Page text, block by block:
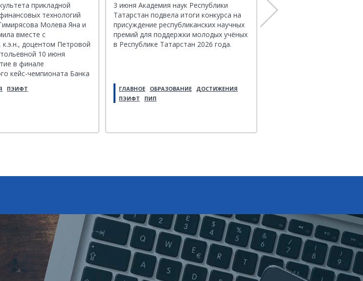
прикладной
технологий
Молева Яна и
вместе с
к.э.н., доцентом Петровой
10 июня
в финале
кейс-чемпионата Банка
ПЭИФТ
3 июня Академия наук Республики
Татарстан подвела итоги конкурса на
присуждение республиканских научных
премий для поддержки молодых учёных
в Республике Татарстан 2026 года.
ГЛАВНОЕ ОБРАЗОВАНИЕ
ДОСТИЖЕНИЯ
ПЭИФТ
ПИП
28 мая состоялась
церемония вручения